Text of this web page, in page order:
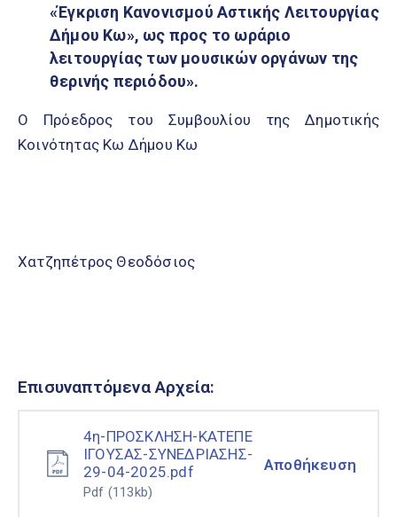
«Έγκριση Κανονισμού Αστικής Λειτουργίας
Δήμου Κω», ως προς το ωράριο
λειτουργίας των μουσικών οργάνων της
θερινής περιόδου».
Ο Πρόεδρος του Συμβουλίου της Δημοτικής
Κοινότητας Κω Δήμου Κω
Χατζηπέτρος Θεοδόσιος
Επισυναπτόμενα Αρχεία:
4η-ΠΡΟΣΚΛΗΣΗ-ΚΑΤΕΠΕ
ΙΓΟΥΣΑΣ-ΣΥΝΕΔΡΙΑΣΗΣ-
29-04-2025.pdf
Pdf (113kb)
Αποθήκευση